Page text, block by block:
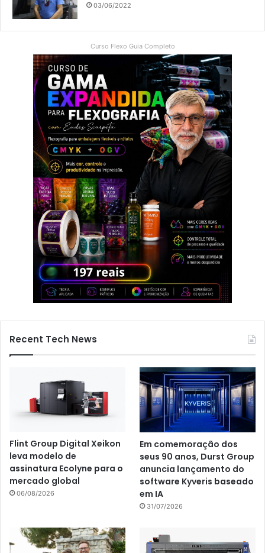
03/06/2022
Curso Flexo Guia Completo
Recent Tech News
Flint Group Digital Xeikon
leva modelo de
assinatura Ecolyne para o
mercado global
06/08/2026
Em comemoração dos
seus 90 anos, Durst Group
anuncia lançamento do
software Kyveris baseado
em IA
31/07/2026